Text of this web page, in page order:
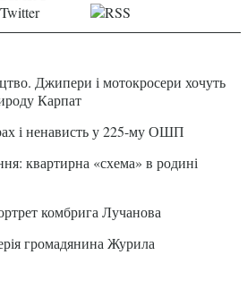
Джипери і мотокросери хочуть
Карпат
і ненависть у 225-му ОШП
квартирна «схема» в родині
комбрига Лучанова
громадянина Журила